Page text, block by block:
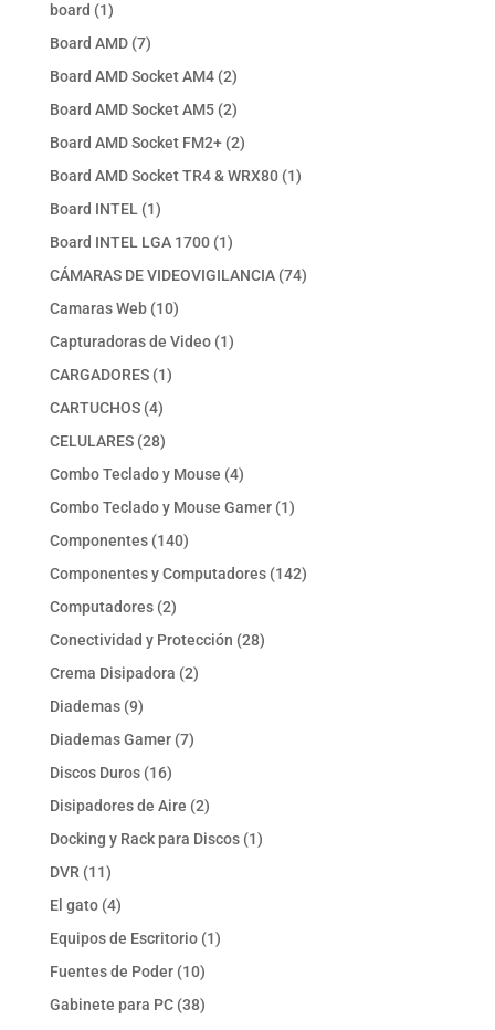
board 11
producto
Board AMD 77
productos
Board AMD Socket AM4 22
productos
Board AMD Socket AM5 22
productos
Board AMD Socket FM2+ 22
productos
Board AMD Socket TR4 & WRX80 11
Board INTEL 11
producto
Board INTEL LGA 1700 11
producto
CÁMARAS DE VIDEOVIGILANCIA 7474
Camaras Web 1010
productos
Capturadoras de Video 11
CARGADORES 11
CARTUCHOS 44
productos
CELULARES 2828
productos
Combo Teclado y Mouse 44
productos
Combo Teclado y Mouse Gamer 11
Componentes 140140
productos
Componentes y Computadores 142142
Computadores 22
productos
Conectividad y Protección 2828
Crema Disipadora 22
Diademas 99
productos
Diademas Gamer 77
Discos Duros 1616
productos
Disipadores de Aire 22
productos
Docking y Rack para Discos 11
DVR 1111
productos
El gato 44
productos
Equipos de Escritorio 11
Fuentes de Poder 1010
productos
Gabinete para PC 3838